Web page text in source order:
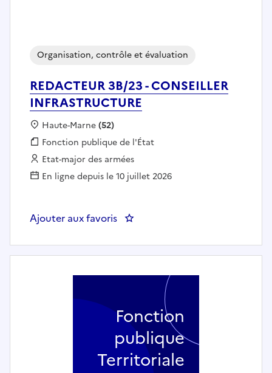
REDACTEUR 3B/23 - CONSEILLER
INFRASTRUCTURE
Organisation, contrôle et évaluation
Localisation :
Haute-Marne(52)
Fonction publique :
Fonction publique de l'État
Employeur :
Etat-major des armées
En ligne depuis le 10 juillet 2026
Ajouter aux favoris
Fonction
publique
Territoriale